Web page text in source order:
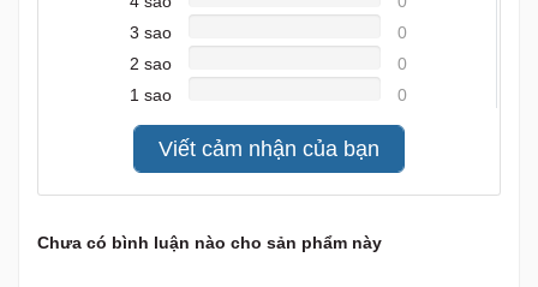
3 sao
0
2 sao
0
1 sao
0
Viết cảm nhận của bạn
Chưa có bình luận nào cho sản phẩm này